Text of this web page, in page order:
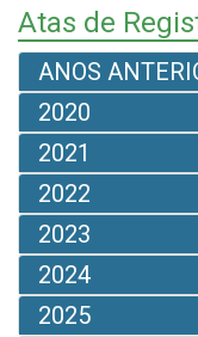
Atas de
ANOS
2020
2021
2022
2023
2024
2025